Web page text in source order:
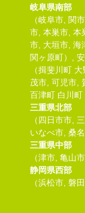
岐阜県南部
（岐阜市, 関
市, 本巣市, 本
市, 大垣市, 海
関ヶ原町）,
（揖斐川町
茂市, 可児市,
百津町 白川町
三重県北部
（四日市市,
いなべ市, 桑
三重県中部
（津市, 亀山
静岡県西部
（浜松市, 磐